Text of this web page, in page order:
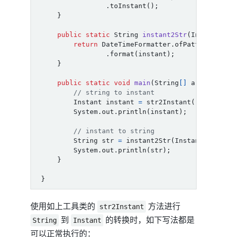
. toInstant ();
}
public static String instant2Str( Instant
return DateTimeFormatter . ofPattern
. format ( instant );
}
public static void main ( String args
// string to instant
Instant
instant = str2Instant (
System . out . println ( instant );
// instant to string
String
str = instant2Str( Instant
System . out . println ( str );
}
}
使用如上工具类的 str2Instant 方法进行
String 到 Instant
的转换时，如下写法都是
可以正常执行的：